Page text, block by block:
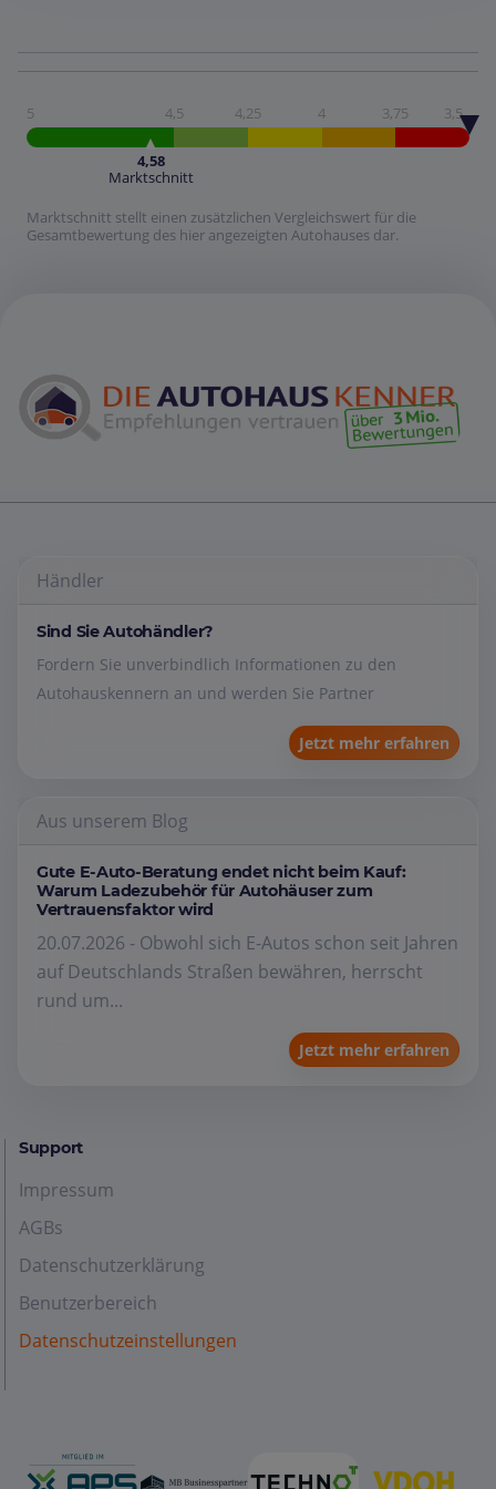
5 4,5 4,25 4 3,75 3,5
4,58
Marktschnitt
Marktschnitt stellt einen zusätzlichen Vergleichswert für die
Gesamtbewertung des hier angezeigten Autohauses dar.
Händler
Sind Sie Autohändler?
Fordern Sie unverbindlich Informationen zu den
Autohauskennern an und werden Sie Partner
Jetzt mehr erfahren
Aus unserem Blog
Gute E-Auto-Beratung endet nicht beim Kauf:
Warum Ladezubehör für Autohäuser zum
Vertrauensfaktor wird
20.07.2026 - Obwohl sich E-Autos schon seit Jahren
auf Deutschlands Straßen bewähren, herrscht
rund um...
Jetzt mehr erfahren
Support
Impressum
AGBs
Datenschutzerklärung
Benutzerbereich
Datenschutzeinstellungen